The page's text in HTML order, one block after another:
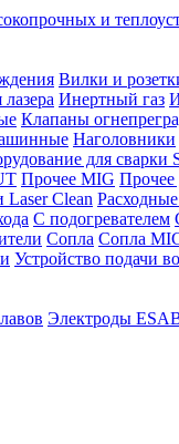
и
Вилки и
Инертный газ
Клапаны
Наголовники
для сварки
Прочее MIG Прочее
Laser Clean
С подогревателем
Сопла Сопла
Устройство подачи
Электроды